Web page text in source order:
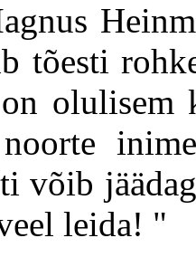
tõesti
olulisem
noorte
võib
leida! "